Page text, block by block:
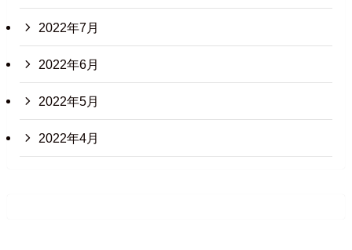
2022年7月
2022年6月
2022年5月
2022年4月